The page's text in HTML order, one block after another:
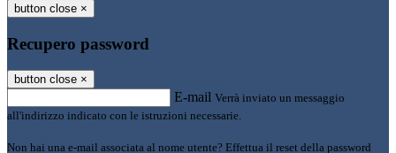
button close ×
Recupero password
button close ×
E-mail Verrà inviato un messaggio
all'indirizzo indicato con le istruzioni necessarie.
Non hai una e-mail associata al nome utente? Effettua il reset della password